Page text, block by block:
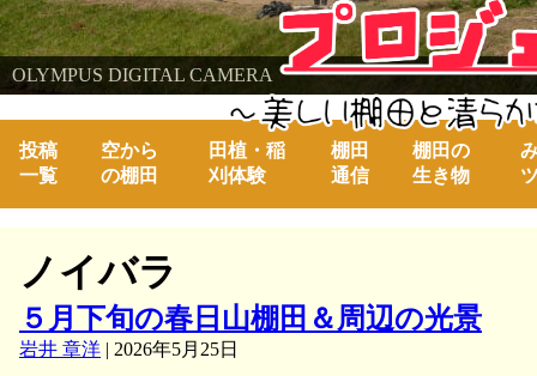
OLYMPUS DIGITAL CAMERA
～美しい棚田の自然と古代米～
投稿
一覧
空から
の棚田
田植・稲
刈体験
棚田
通信
棚田の
生き物
ノイバラ
５月下旬の春日山棚田＆周辺の光景
岩井 章洋 | 2026年5月25日